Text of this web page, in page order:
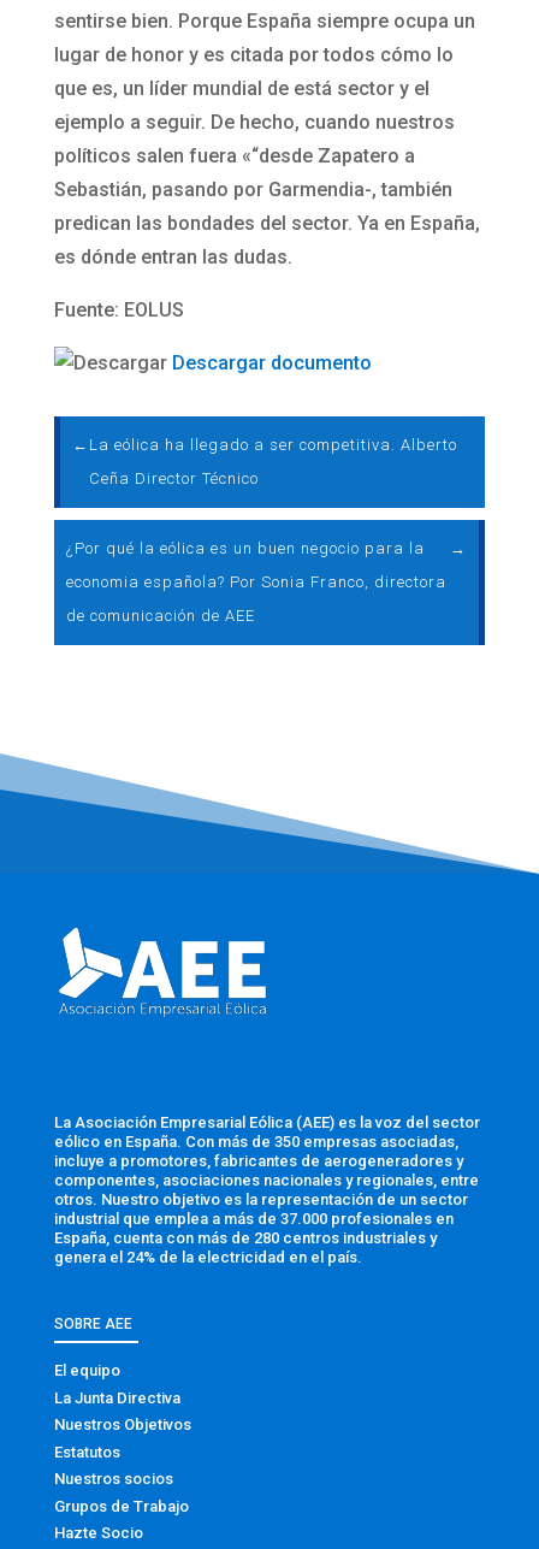
sentirse bien. Porque España siempre ocupa un
lugar de honor y es citada por todos cómo lo
que es, un líder mundial de está sector y el
ejemplo a seguir. De hecho, cuando nuestros
políticos salen fuera «“desde Zapatero a
Sebastián, pasando por Garmendia-, también
predican las bondades del sector. Ya en España,
es dónde entran las dudas.
Fuente: EOLUS
Descargar documento
← La eólica ha llegado a ser competitiva. Alberto
Ceña Director Técnico
¿Por qué la eólica es un buen negocio para la
economia española? Por Sonia Franco, directora
de comunicación de AEE
→
La Asociación Empresarial Eólica (AEE) es la voz del sector
eólico en España. Con más de 350 empresas asociadas,
incluye a promotores, fabricantes de aerogeneradores y
componentes, asociaciones nacionales y regionales, entre
otros. Nuestro objetivo es la representación de un sector
industrial que emplea a más de 37.000 profesionales en
España, cuenta con más de 280 centros industriales y
genera el 24% de la electricidad en el país.
SOBRE AEE
El equipo
La Junta Directiva
Nuestros Objetivos
Estatutos
Nuestros socios
Grupos de Trabajo
Hazte Socio